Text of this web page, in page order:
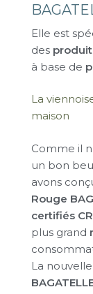
Elle est
des
à base de
La
maison
Comme il
un bon
avons
Rouge
certifiés
plus grand
La nouvelle